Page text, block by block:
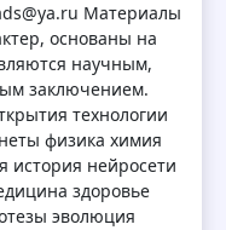
Материалы
основаны на
научным,
заключением.
технологии
физика химия
история нейросети
здоровье
эволюция